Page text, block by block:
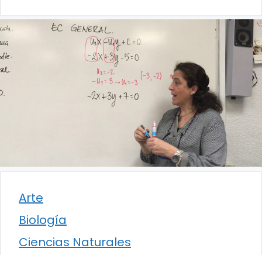
Arte
Biología
Ciencias Naturales